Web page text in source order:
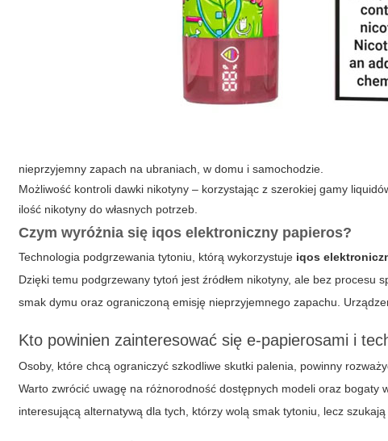
nieprzyjemny zapach na ubraniach, w domu i samochodzie.
Możliwość kontroli dawki nikotyny – korzystając z szerokiej gamy
ilość nikotyny do własnych potrzeb.
Czym wyróżnia się iqos elektroniczny papieros?
Technologia podgrzewania tytoniu, którą wykorzystuje iqos
Dzięki temu podgrzewany tytoń jest źródłem nikotyny, ale bez procesu
smak dymu oraz ograniczoną emisję nieprzyjemnego zapachu.
Kto powinien zainteresować się e-papierosami i
Osoby, które chcą ograniczyć szkodliwe skutki palenia, powinny
Warto zwrócić uwagę na różnorodność dostępnych modeli oraz bogaty
interesującą alternatywą dla tych, którzy wolą smak tytoniu, lecz szukają